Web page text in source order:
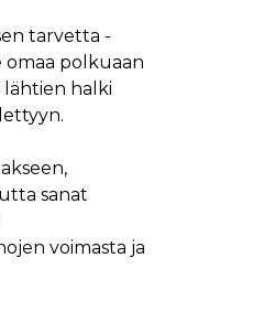
tarvetta -
omaa polkuaan
lähtien halki
sanat
voimasta ja